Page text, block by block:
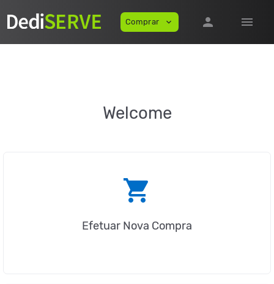
Comprar expand_more person menu
Welcome
shopping_cart
Efetuar Nova Compra